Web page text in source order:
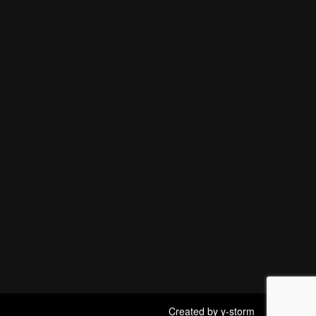
Created by y-storm